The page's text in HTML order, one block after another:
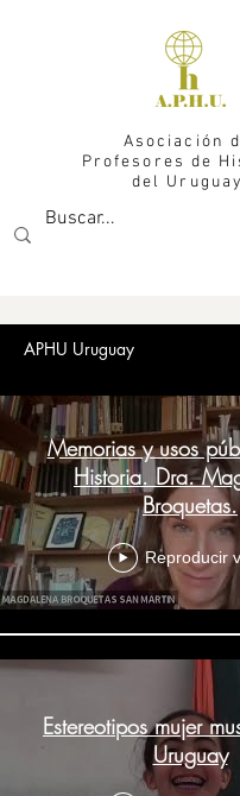
Asociación
Profesores de
del Uruguay
APHU Uruguay
Memorias y usos
Historia. Dra.
Broquetas.
Reproducir
Estereotipos mujer
Uruguay